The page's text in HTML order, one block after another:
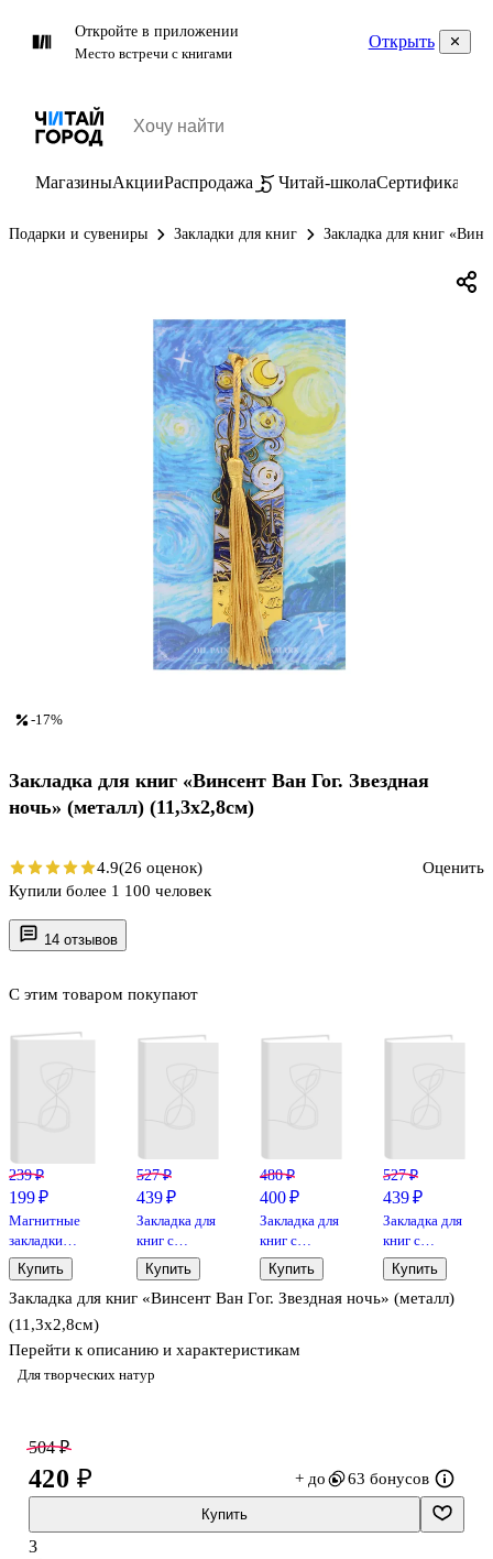
Откройте в приложении
Место встречи с книгами
Открыть
МагазиныАкцииРаспродажа Читай-школаСертификаты
Подарки и сувениры Закладки для книг Закладка для книг
14 отзывов
Для творческих натур
Закладка для книг «Винсент Ван Гог. Звездная ночь» (металл)
(11,3х2,8см)
Перейти к описанию и характеристикам
С этим товаром покупают
239 ₽
199 ₽
Магнитные
закладки
«Ван Гог», 6
штук
Купить
527 ₽
439 ₽
Закладка для
книг с
подвеской
Цветок
(металл) (12-
77)
Купить
480 ₽
400 ₽
Закладка для
книг с
подвеской
Листок
Гинкго
D3-8104-
Купить
527 ₽
439 ₽
Закладка для
книг с
подвеской
Цветы
Сакуры
Купить
-17%
Закладка для книг «Винсент Ван Гог. Звездная
ночь» (металл) (11,3х2,8см)
4.9(26 оценок)
Оценить
Купили более 1 100 человек
504 ₽
420 ₽ + до 63 бонусов
Купить
3